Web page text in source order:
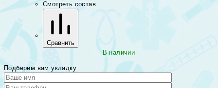
Смотреть состав
Сравнить
В наличии
Подберем вам укладку